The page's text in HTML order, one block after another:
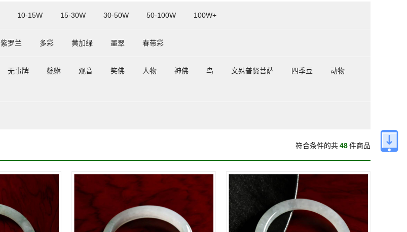
10-15W 15-30W 30-50W 50-100W 100W+
紫罗兰 多彩 黄加绿 墨翠 春带彩
无事牌 貔貅 观音 笑佛 人物 神佛 鸟 文殊普贤菩萨 四季豆 动物
符合条件的共48件商品